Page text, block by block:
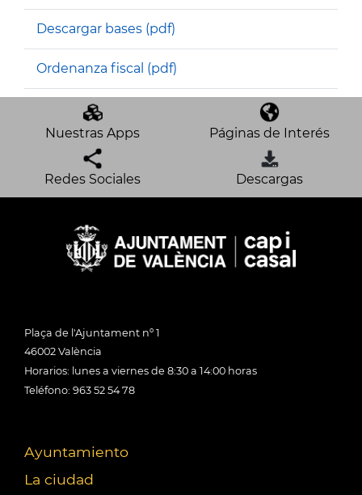
Descargar bases (pdf)
Ordenanza fiscal (pdf)
Nuestras Apps Páginas de Interés
Redes Sociales Descargas
Plaça de l'Ajuntament nº 1
46002 València
Horarios: lunes a viernes de 8:30 a 14:00 horas
Teléfono: 963 52 54 78
Ayuntamiento
La ciudad